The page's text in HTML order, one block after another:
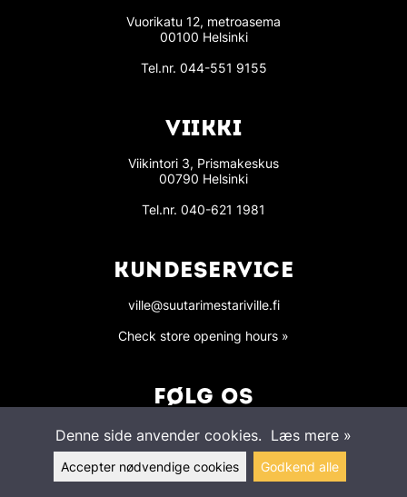
Vuorikatu 12, metroasema
00100 Helsinki
Tel.nr. 044-551 9155
VIIKKI
Viikintori 3, Prismakeskus
00790 Helsinki
Tel.nr. 040-621 1981
KUNDESERVICE
ville@suutarimestariville.fi
Check store opening hours »
FØLG OS
Denne side anvender cookies. Læs mere »
Accepter nødvendige cookies Godkend alle